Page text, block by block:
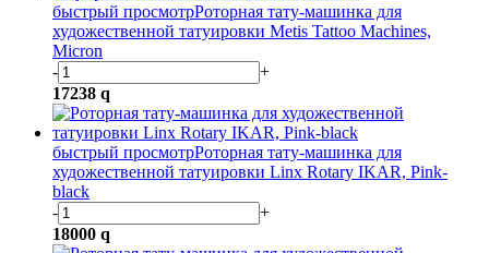
быстрый просмотрРоторная тату-машинка для
художественной татуировки Metis Tattoo Machines,
Micron
-
+
17238 q
быстрый просмотрРоторная тату-машинка для
художественной татуировки Linx Rotary IKAR, Pink-
black
-
+
18000 q